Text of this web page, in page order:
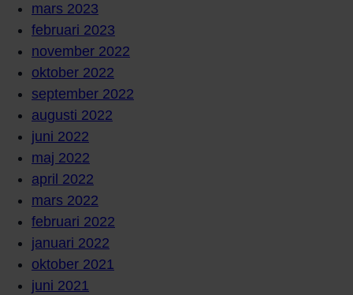
mars 2023
februari 2023
november 2022
oktober 2022
september 2022
augusti 2022
juni 2022
maj 2022
april 2022
mars 2022
februari 2022
januari 2022
oktober 2021
juni 2021